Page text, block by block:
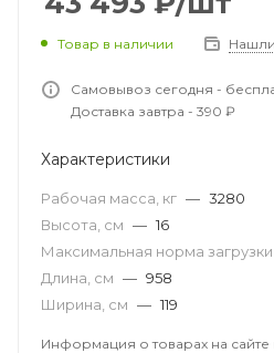
Товар в наличии
Самовывоз сегодня -
Доставка завтра - 390 ₽
Характеристики
Рабочая масса, кг — 3280
Высота, см — 16
Максимальная норма загрузки
Длина, см — 958
Ширина, см — 119
Информация о товарах на